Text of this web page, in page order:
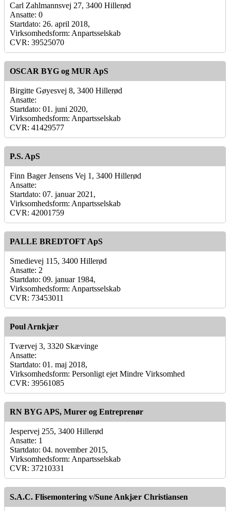
Carl Zahlmannsvej 27, 3400 Hillerød
Ansatte: 0
Startdato: 26. april 2018,
Virksomhedsform: Anpartsselskab
CVR: 39525070
OSCAR BYG og MUR ApS
Birgitte Gøyesvej 8, 3400 Hillerød
Ansatte:
Startdato: 01. juni 2020,
Virksomhedsform: Anpartsselskab
CVR: 41429577
P.S. ApS
Finn Bager Jensens Vej 1, 3400 Hillerød
Ansatte:
Startdato: 07. januar 2021,
Virksomhedsform: Anpartsselskab
CVR: 42001759
PALLE BREDTOFT ApS
Smedievej 115, 3400 Hillerød
Ansatte: 2
Startdato: 09. januar 1984,
Virksomhedsform: Anpartsselskab
CVR: 73453011
Poul Arnkjær
Tværvej 3, 3320 Skævinge
Ansatte:
Startdato: 01. maj 2018,
Virksomhedsform: Personligt ejet Mindre Virksomhed
CVR: 39561085
RN BYG APS, Murer og Entreprenør
Jespervej 255, 3400 Hillerød
Ansatte: 1
Startdato: 04. november 2015,
Virksomhedsform: Anpartsselskab
CVR: 37210331
S.A.C. Flisemontering v/Sune Ankjær Christiansen